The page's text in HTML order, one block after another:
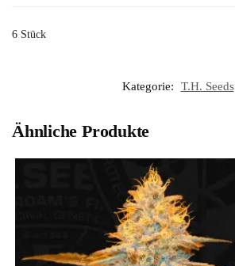
6 Stück
Kategorie: T.H. Seeds
Ähnliche Produkte